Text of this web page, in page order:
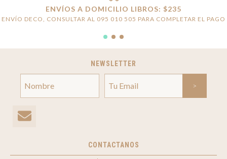
ENVÍOS A DOMICILIO LIBROS: $235
ENVÍO DECO, CONSULTAR AL 095 010 505 PARA COMPLETAR EL PAGO
NEWSLETTER
CONTACTANOS